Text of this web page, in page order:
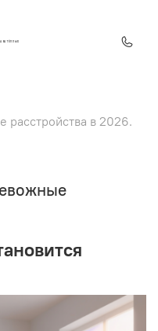
ТЁПЛЫХ
расстройства в 2026.